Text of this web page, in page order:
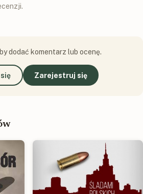
dodać komentarz lub ocenę.
Zarejestruj się